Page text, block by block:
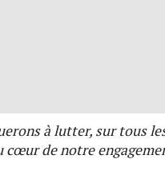
à lutter, sur tous
cœur de notre